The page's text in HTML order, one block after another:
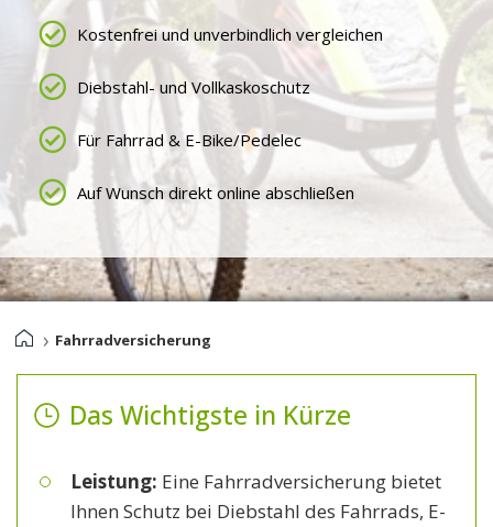
Kostenfrei und unverbindlich vergleichen
Diebstahl- und Vollkaskoschutz
Für Fahrrad & E-Bike/Pedelec
Auf Wunsch direkt online abschließen
› Fahrradversicherung
Das Wichtigste in Kürze
Leistung: Eine Fahrradversicherung bietet
Ihnen Schutz bei Diebstahl des Fahrrads, E-